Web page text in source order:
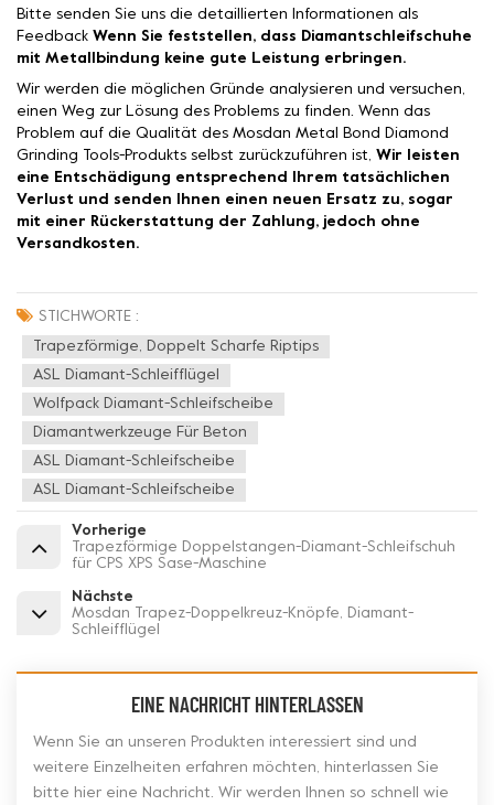
Bitte senden Sie uns die detaillierten Informationen als
Feedback Wenn Sie feststellen, dass Diamantschleifschuhe
mit Metallbindung keine gute Leistung erbringen.
Wir werden die möglichen Gründe analysieren und versuchen,
einen Weg zur Lösung des Problems zu finden. Wenn das
Problem auf die Qualität des Mosdan Metal Bond Diamond
Grinding Tools-Produkts selbst zurückzuführen ist, Wir leisten
eine Entschädigung entsprechend Ihrem tatsächlichen
Verlust und senden Ihnen einen neuen Ersatz zu, sogar
mit einer Rückerstattung der Zahlung, jedoch ohne
Versandkosten.
STICHWORTE :
Trapezförmige, Doppelt Scharfe Riptips
ASL Diamant-Schleifflügel
Wolfpack Diamant-Schleifscheibe
Diamantwerkzeuge Für Beton
ASL Diamant-Schleifscheibe
ASL Diamant-Schleifscheibe
Vorherige
Trapezförmige Doppelstangen-Diamant-Schleifschuh
für CPS XPS Sase-Maschine
Nächste
Mosdan Trapez-Doppelkreuz-Knöpfe, Diamant-
Schleifflügel
EINE NACHRICHT HINTERLASSEN
Wenn Sie an unseren Produkten interessiert sind und
weitere Einzelheiten erfahren möchten, hinterlassen Sie
bitte hier eine Nachricht. Wir werden Ihnen so schnell wie